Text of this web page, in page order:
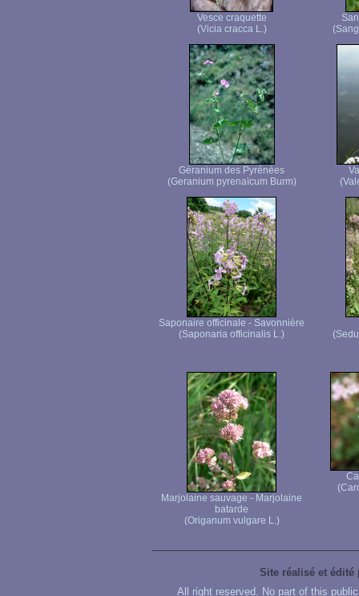
Vesce craquette
(Vicia cracca L.)
Géranium des Pyrénées
(Geranium pyrenaïcum Burm)
Saponaire officinale - Savonnière
(Saponaria officinalis L.)
Marjolaine sauvage - Marjolaine
batarde
(Origanum vulgare L.)
Site réalisé et édité
All right reserved. No part of this